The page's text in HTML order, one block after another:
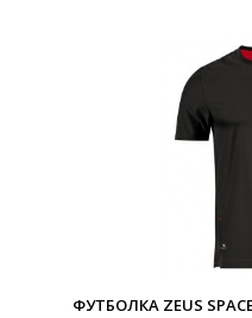
ФУТБОЛКА ZEUS